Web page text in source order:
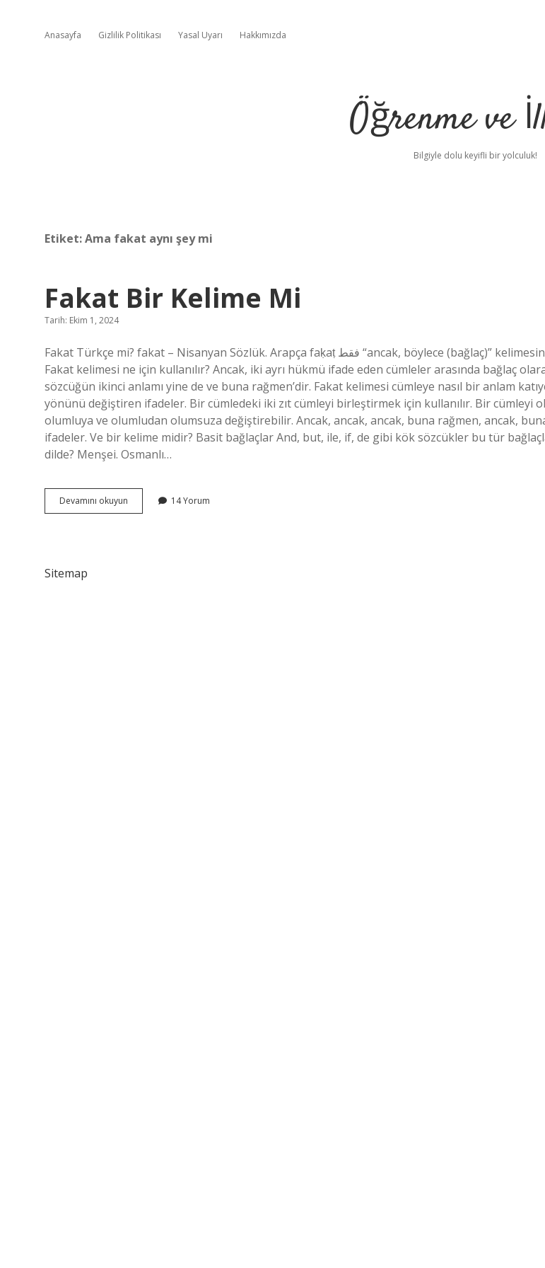
Anasayfa Gizlilik Politikası Yasal Uyarı Hakkımızda
Öğrenme ve
Bilgiyle dolu keyifli bir yolculuk!
Etiket:Ama fakat aynı şey mi
Fakat Bir Kelime Mi
Tarih: Ekim 1, 2024
Fakat Türkçe mi? fakat – Nisanyan Sözlük. Arapça faḳaṭ فقط “ancak, böylece (bağlaç)” kelimesinden bir alıntıdır.
Fakat kelimesi ne için kullanılır? Ancak, iki ayrı hükmü ifade eden cümleler arasında bağlaç
sözcüğün ikinci anlamı yine de ve buna rağmen’dir. Fakat kelimesi cümleye nasıl bir anlam
yönünü değiştiren ifadeler. Bir cümledeki iki zıt cümleyi birleştirmek için kullanılır. Bir cümleyi
olumluya ve olumludan olumsuza değiştirebilir. Ancak, ancak, ancak, buna rağmen, ancak,
ifadeler. Ve bir kelime midir? Basit bağlaçlar And, but, ile, if, de gibi kök sözcükler bu tür
dilde? Menşei. Osmanlı…
Devamını okuyun
Bir
14 Yorum
Sitemap